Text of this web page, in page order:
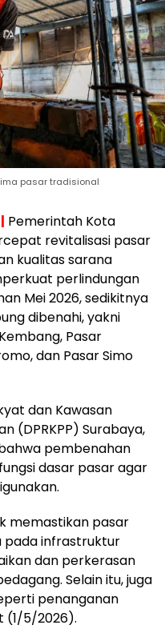
pasar tradisional
Pemerintah Kota
revitalisasi pasar
kualitas sarana
perlindungan
Mei 2026, sedikitnya
dibenahi, yakni
Pasar
dan Pasar Simo
dan Kawasan
(DPRKPP) Surabaya,
pembenahan
dasar pasar agar
memastikan pasar
pada infrastruktur
dan perkerasan
Selain itu, juga
penanganan
(1/5/2026).